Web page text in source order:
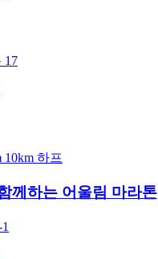
17
10km 하프
께하는 어울림 마라톤